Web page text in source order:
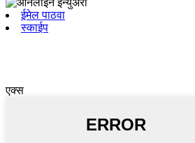
ईमेल पाठवा
स्काईप
एक्स